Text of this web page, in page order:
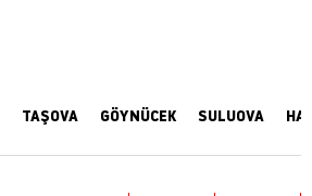
TAŞOVA GÖYNÜCEK SULUOVA